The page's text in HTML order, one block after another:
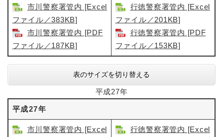
市川警察署管内 [Excel
ファイル／383KB]
市川警察署管内 [PDF
ファイル／187KB]
行徳警察署管内 [Excel
ファイル／201KB]
行徳警察署管内​ [PDF
ファイル／153KB]
表のサイズを切り替える
平成27年
平成27年
市川警察署管内 [Excel
行徳警察署管内 [Excel